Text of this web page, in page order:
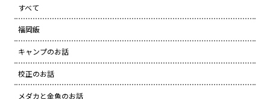
すべて
福岡飯
キャンプのお話
校正のお話
メダカと金魚のお話